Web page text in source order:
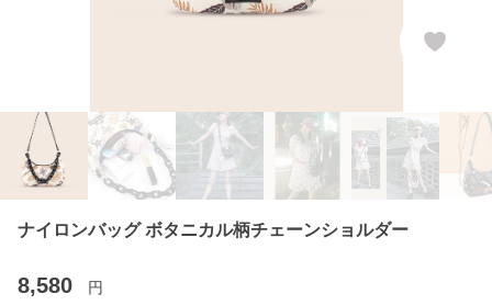
ナイロンバッグ ボタニカル柄チェーンショルダー
8,580 円